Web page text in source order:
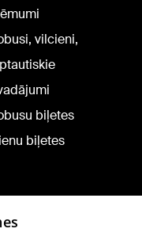
vilcieni,
biļetes
biļetes